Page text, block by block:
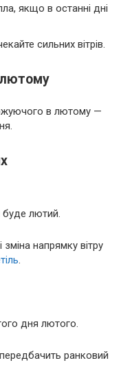
якщо в останні дні
сильних вітрів.
в лютому —
лютий.
напрямку вітру
.
дня лютого.
ранковий